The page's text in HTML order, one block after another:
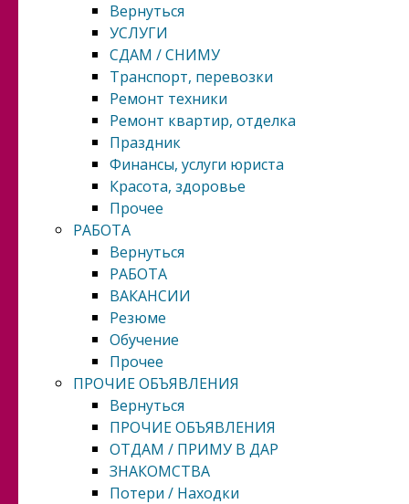
Вернуться
УСЛУГИ
СДАМ / СНИМУ
Транспорт, перевозки
Ремонт техники
Ремонт квартир, отделка
Праздник
Финансы, услуги юриста
Красота, здоровье
Прочее
РАБОТА
Вернуться
РАБОТА
ВАКАНСИИ
Резюме
Обучение
Прочее
ПРОЧИЕ ОБЪЯВЛЕНИЯ
Вернуться
ПРОЧИЕ ОБЪЯВЛЕНИЯ
ОТДАМ / ПРИМУ В ДАР
ЗНАКОМСТВА
Потери / Находки